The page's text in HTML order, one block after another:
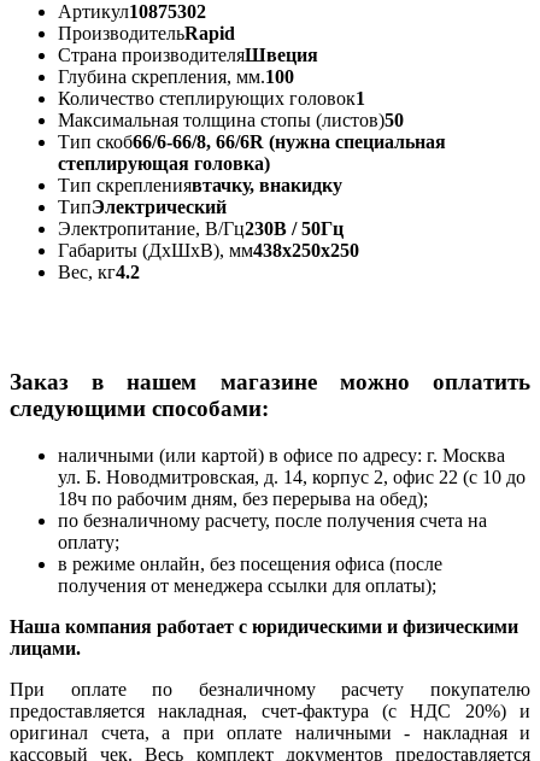
Артикул10875302
ПроизводительRapid
Страна производителяШвеция
Глубина скрепления, мм.100
Количество степлирующих головок1
Максимальная толщина стопы (листов)50
Тип скоб66/6-66/8, 66/6R (нужна специальная
степлирующая головка)
Тип скреплениявтачку, внакидку
ТипЭлектрический
Электропитание, В/Гц230В / 50Гц
Габариты (ДхШхВ), мм438x250x250
Вес, кг4.2
Заказ в нашем магазине можно оплатить
следующими способами:
наличными (или картой) в офисе по адресу: г. Москва
ул. Б. Новодмитровская, д. 14, корпус 2, офис 22 (с 10 до
18ч по рабочим дням, без перерыва на обед);
по безналичному расчету, после получения счета на
оплату;
в режиме онлайн, без посещения офиса (после
получения от менеджера ссылки для оплаты);
Наша компания работает с юридическими и физическими
лицами.
При оплате по безналичному расчету покупателю
предоставляется накладная, счет-фактура (с НДС 20%) и
оригинал счета, а при оплате наличными - накладная и
кассовый чек. Весь комплект документов предоставляется